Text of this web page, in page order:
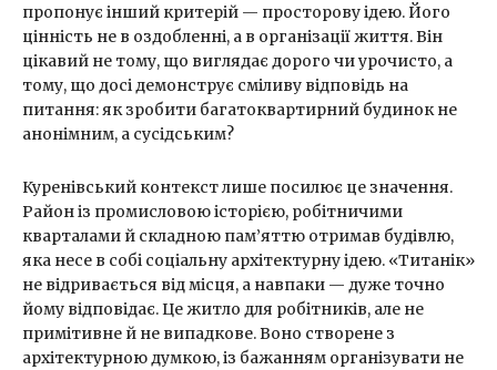
пропонує інший критерій — просторову ідею. Його
цінність не в оздобленні, а в організації життя. Він
цікавий не тому, що виглядає дорого чи урочисто, а
тому, що досі демонструє сміливу відповідь на
питання: як зробити багатоквартирний будинок не
анонімним, а сусідським?
Куренівський контекст лише посилює це значення.
Район із промисловою історією, робітничими
кварталами й складною пам’яттю отримав будівлю,
яка несе в собі соціальну архітектурну ідею. «Титанік»
не відривається від місця, а навпаки — дуже точно
йому відповідає. Це житло для робітників, але не
примітивне й не випадкове. Воно створене з
архітектурною думкою, із бажанням організувати не